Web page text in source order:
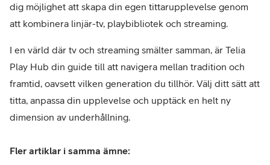
dig möjlighet att skapa din egen tittarupplevelse genom
att kombinera linjär-tv, playbibliotek och streaming.
I en värld där tv och streaming smälter samman, är Telia
Play Hub din guide till att navigera mellan tradition och
framtid, oavsett vilken generation du tillhör. Välj ditt sätt att
titta, anpassa din upplevelse och upptäck en helt ny
dimension av underhållning.
Fler artiklar i samma ämne: